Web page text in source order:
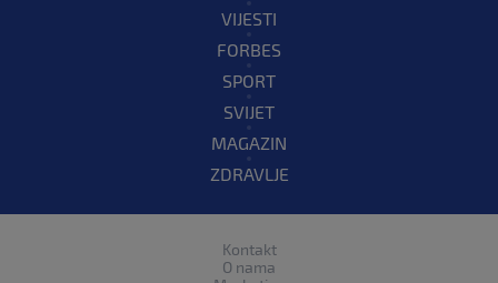
VIJESTI
FORBES
SPORT
SVIJET
MAGAZIN
ZDRAVLJE
Kontakt
O nama